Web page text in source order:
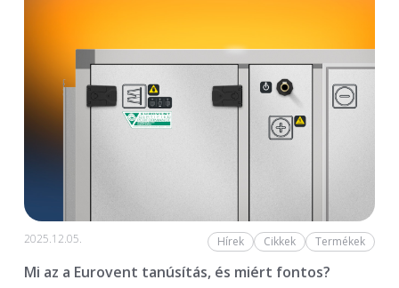
2025.12.05. Hírek Cikkek Termékek
Mi az a Eurovent tanúsítás, és miért fontos?